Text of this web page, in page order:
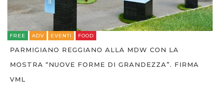
FREE ADV EVENTI FOOD
PARMIGIANO REGGIANO ALLA MDW CON LA
MOSTRA “NUOVE FORME DI GRANDEZZA”. FIRMA
VML